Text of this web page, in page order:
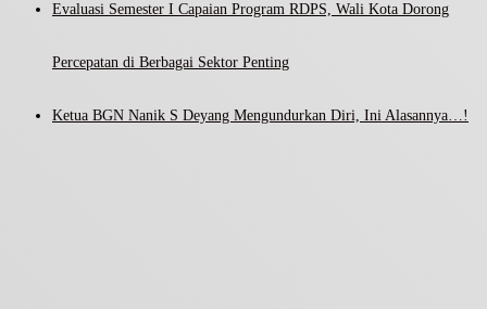
Evaluasi Semester I Capaian Program RDPS, Wali Kota Dorong
Percepatan di Berbagai Sektor Penting
Ketua BGN Nanik S Deyang Mengundurkan Diri, Ini Alasannya…!